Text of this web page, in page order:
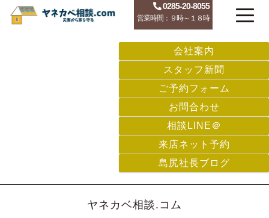
0285-20-8055
営業時間：９時～１８時
会社案内
スタッフ新聞
ご予約フォーム
お問合わせ
相談LINE＠
来店ネット予約
島尻社長ブログ
ヤネカベ相談.コム